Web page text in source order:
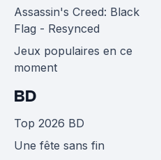
Assassin's Creed: Black
Flag - Resynced
Jeux populaires en ce
moment
BD
Top 2026 BD
Une fête sans fin